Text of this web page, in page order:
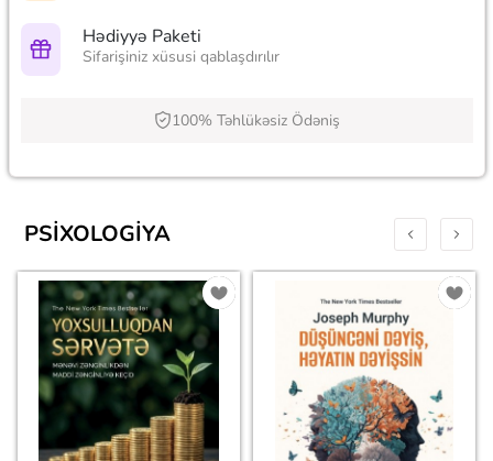
Hədiyyə Paketi
Sifarişiniz xüsusi qablaşdırılır
100% Təhlükəsiz Ödəniş
PSIXOLOGIYA